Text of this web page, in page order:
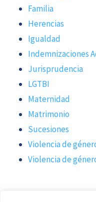
Familia
Herencias
Igualdad
Indemnizaciones
Jurisprudencia
LGTBI
Maternidad
Matrimonio
Sucesiones
Violencia de
Violencia de